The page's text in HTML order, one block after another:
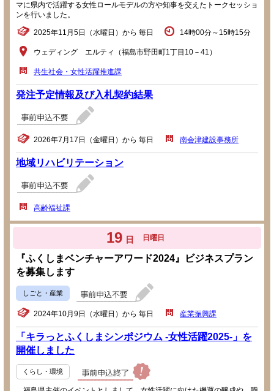
マに県内で活躍する女性ロールモデルの方や知事を交えたトークセッショ
ンを行いました。
2025年11月5日（水曜日）から 毎日 14時00分～15時15分
ウェディング エルティ（福島市野田町1丁目10－41）
共生社会・女性活躍推進課
発注予定情報及び入札契約結果
2026年7月17日（金曜日）から 毎日 南会津建設事務所
地域リハビリテーション
高齢福祉課
19 日 日曜日
『ふくしまベンチャーアワード2024』ビジネスプラン
を募集します
しごと・産業
2024年10月9日（水曜日）から 毎日 産業振興課
「キラっとふくしまシンポジウム -女性活躍2025-」を
開催しました
くらし・環境